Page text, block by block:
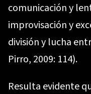
comunicación y
improvisación y
división y lucha
Pirro, 2009: 114).
Resulta evidente